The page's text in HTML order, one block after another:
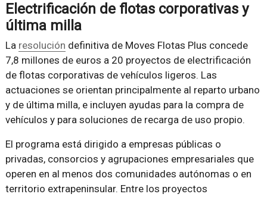
Electrificación de flotas corporativas y
última milla
La resolución definitiva de Moves Flotas Plus concede
7,8 millones de euros a 20 proyectos de electrificación
de flotas corporativas de vehículos ligeros. Las
actuaciones se orientan principalmente al reparto urbano
y de última milla, e incluyen ayudas para la compra de
vehículos y para soluciones de recarga de uso propio.
El programa está dirigido a empresas públicas o
privadas, consorcios y agrupaciones empresariales que
operen en al menos dos comunidades autónomas o en
territorio extrapeninsular. Entre los proyectos